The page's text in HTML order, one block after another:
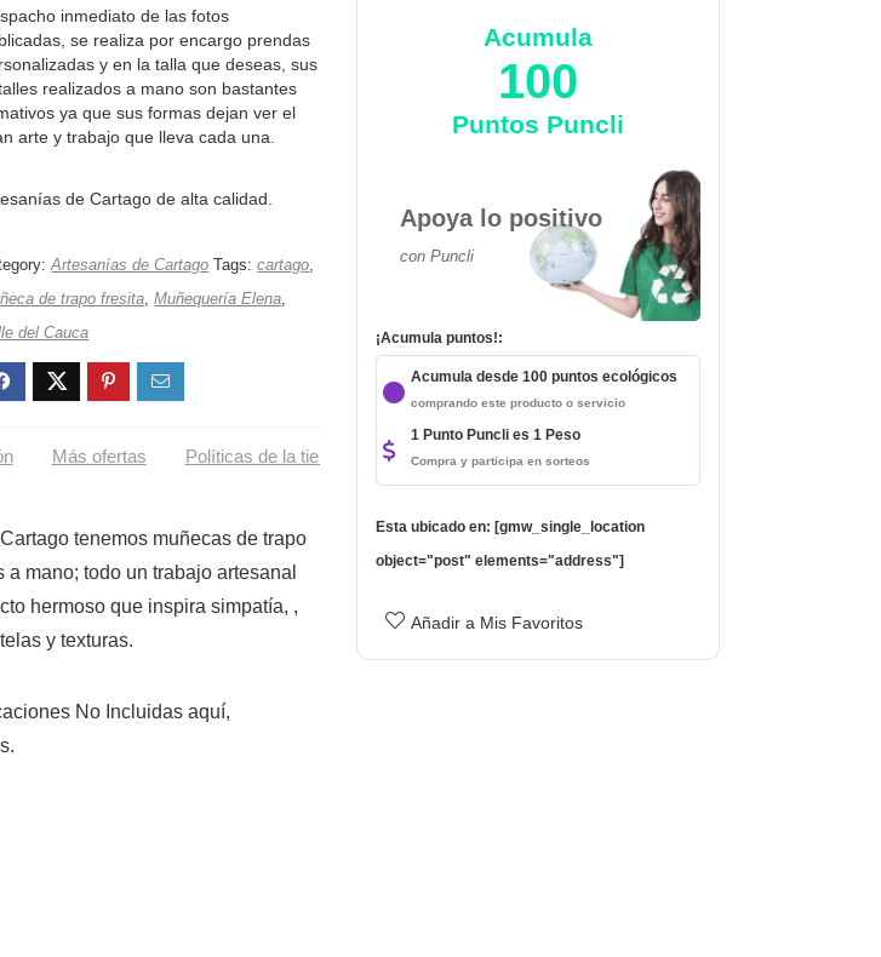
inmediato de las fotos
se realiza por encargo prendas
y en la talla que deseas, sus
realizados a mano son bastantes
ya que sus formas dejan ver el
arte y trabajo que lleva cada una.
de Cartago de alta calidad.
Artesanías de Cartago Tags:cartago,
de trapo fresita,Muñequería Elena,
del Cauca
Más ofertas Políticas de la tienda
tenemos muñecas de trapo
mano; todo un trabajo artesanal
hermoso que inspira simpatía, ,
y texturas.
No Incluidas aquí,
Acumula
100
Puntos Puncli
Apoya lo positivo
con Puncli
¡Acumula puntos!:
Acumula desde 100 puntos ecológicos
comprando este producto o servicio
1 Punto Puncli es 1 Peso
Compra y participa en sorteos
Esta ubicado en: [gmw_single_location
object="post" elements="address"]
Añadir a Mis Favoritos